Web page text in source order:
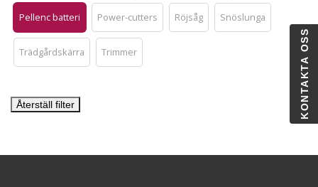
Pellenc batteri Power-cutters Röjsåg Snöslunga
Trädgårdskärra Trimmer
Återställ filter KONTAKTA OSS